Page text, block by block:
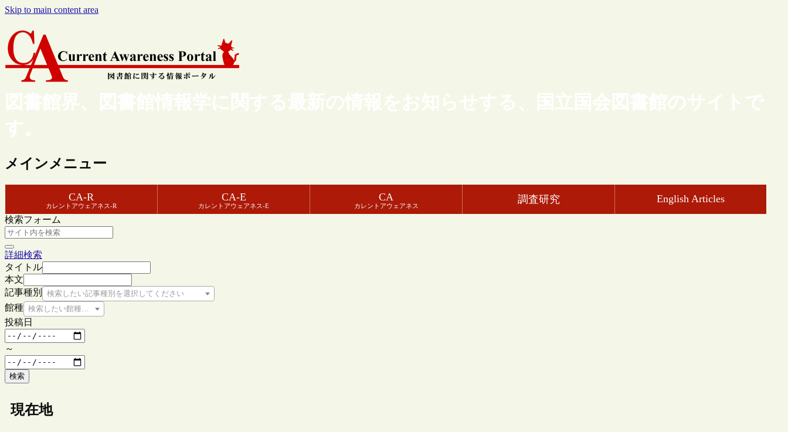
Skip to main content area
図書館界、図書館情報学に関する最新の情報をお知らせする、国立国会図書館のサイトで
す。
メインメニュー
CA-R
カレントアウェアネス-R
CA-E
カレントアウェアネス-E
CA
カレントアウェアネス
調査研究 English Articles
検索フォーム
詳細検索
タイトル
本文
記事種別
検索したい記事種別を選択してください
館種 検索したい館種を選択してください
投稿日
～
検索
現在地